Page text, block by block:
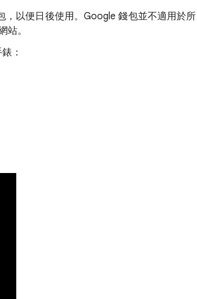
以便日後使用。Google 錢包並不適用於所
。
：